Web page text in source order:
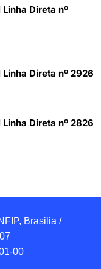
Direta nº
Direta nº 2926
Direta nº 2826
Brasilia /
00